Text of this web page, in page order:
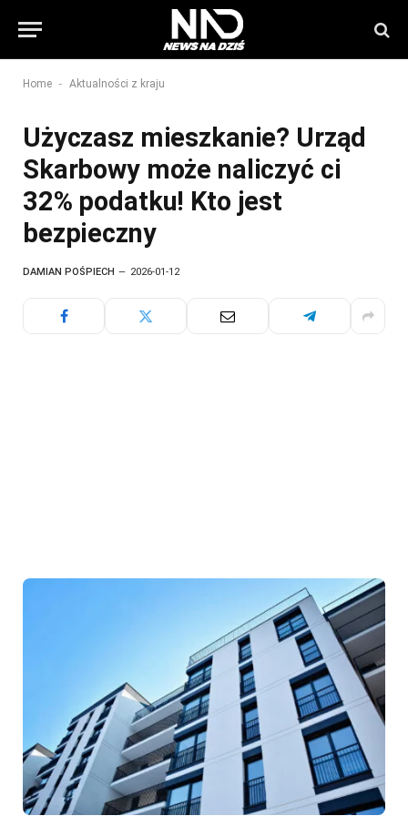
Home - Aktualności z kraju
Użyczasz mieszkanie? Urząd
Skarbowy może naliczyć ci
32% podatku! Kto jest
bezpieczny
DAMIAN POŚPIECH 2026-01-12